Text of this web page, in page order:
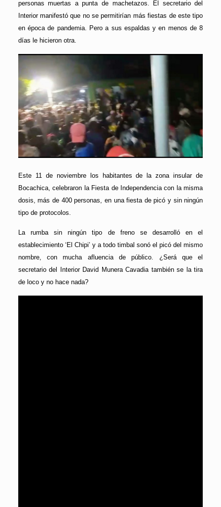
personas muertas a punta de machetazos. El secretario del
Interior manifestó que no se permitirían más fiestas de este tipo
en época de pandemia. Pero a sus espaldas y en menos de 8
días le hicieron otra.
Este 11 de noviembre los habitantes de la zona insular de
Bocachica, celebraron la Fiesta de Independencia con la misma
dosis, más de 400 personas, en una fiesta de picó y sin ningún
tipo de protocolos.
La rumba sin ningún tipo de freno se desarrolló en el
establecimiento ‘El Chipi’ y a todo timbal sonó el picó del mismo
nombre, con mucha afluencia de público. ¿Será que el
secretario del Interior David Munera Cavadia también se la tira
de loco y no hace nada?